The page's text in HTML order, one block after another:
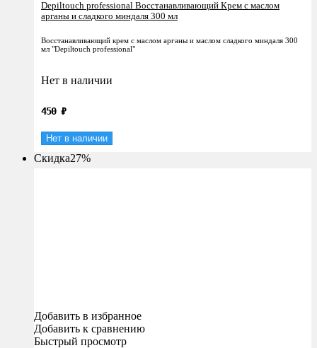
Depiltouch professional Восстанавливающий Крем c маслом
арганы и сладкого миндаля 300 мл
Восстанавливающий крем с маслом арганы и маслом сладкого миндаля 300
мл "Depiltouch professional"
Нет в наличии
450 ₽
Нет в наличии
Скидка27%
Добавить в избранное
Добавить к сравнению
Быстрый просмотр